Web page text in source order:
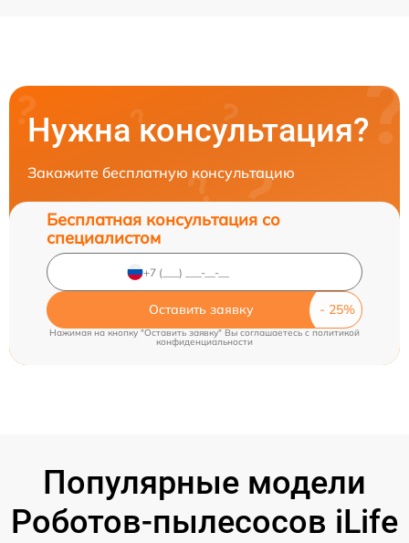
Нужна консультация?
Закажите бесплатную консультацию
Бесплатная консультация со
специалистом
Оставить заявку
Нажимая на кнопку "Оставить заявку" Вы соглашаетесь c политикой
конфиденциальности
Популярные модели
Роботов-пылесосов iLife